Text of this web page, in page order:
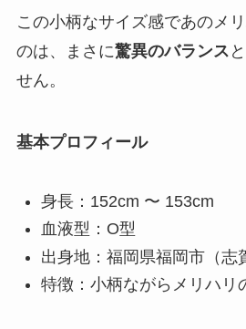
この小柄なサイズ感であのメ
のは、まさに驚異のバランス
せん。
基本プロフィール
身長：152cm 〜 153cm
血液型：O型
出身地：福岡県福岡市（志
特徴：小柄ながらメリハリ